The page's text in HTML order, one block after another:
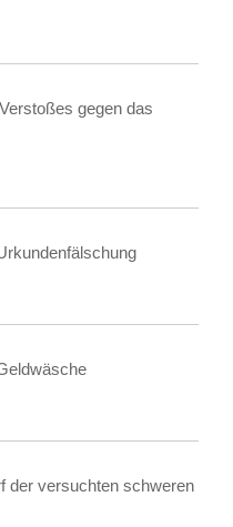
gegen das
der versuchten schweren